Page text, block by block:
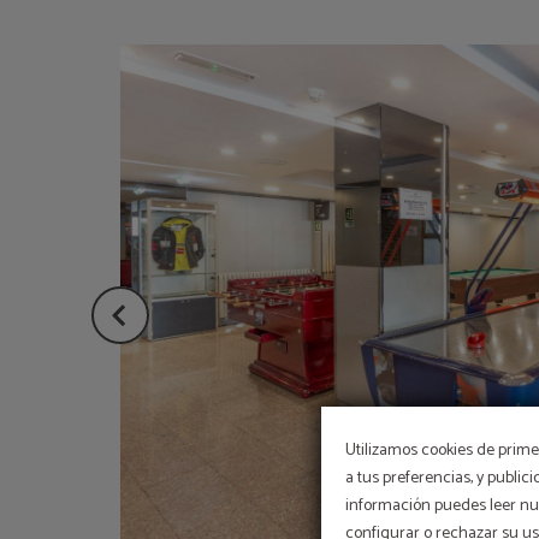
Utilizamos cookies de
a tus preferencias, y
información puedes leer